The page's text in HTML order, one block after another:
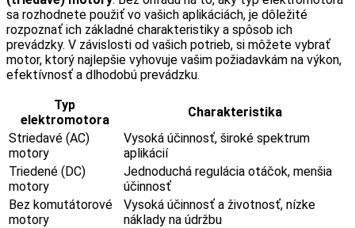
sa rozhodnete použiť vo vašich aplikáciách, je dôležité
rozpoznať ich základné charakteristiky a spôsob ich
prevádzky. V závislosti od vašich potrieb, si môžete vybrať
motor, ktorý najlepšie vyhovuje vašim požiadavkám na výkon,
efektívnosť a dlhodobú prevádzku.
Typ
elektromotora
Charakteristika
Striedavé (AC)
motory
Vysoká účinnosť, široké spektrum
aplikácií
Triedené (DC)
motory
Jednoduchá regulácia otáčok, menšia
účinnosť
Bez komutátorové
motory
Vysoká účinnosť a životnosť, nízke
náklady na údržbu